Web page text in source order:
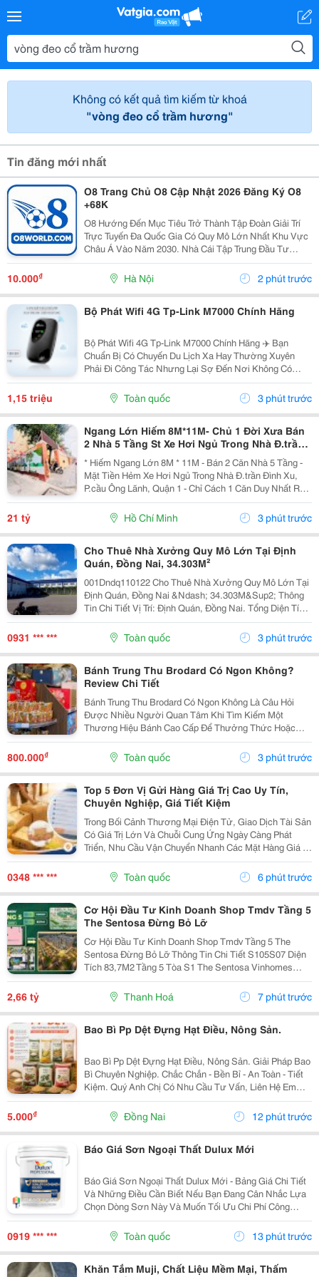
Không có kết quả tìm kiếm từ khoá
"vòng đeo cổ trầm hương"
Tin đăng mới nhất
O8 Trang Chủ O8 Cập Nhật 2026 Đăng Ký O8
+68K
O8 Hướng Đến Mục Tiêu Trở Thành Tập Đoàn Giải Trí
Trực Tuyến Đa Quốc Gia Có Quy Mô Lớn Nhất Khu Vực
Châu Á Vào Năm 2030. Nhà Cái Tập Trung Đầu Tư
Mạnh Mẽ Vào Nền Tảng Công Nghệ Trí Tuệ Nhân Tạo
Nhằm Cá Nhân Hóa Trải Nghiệm, Đồng Thời Mở Rộng
Tầm Ảnh...
10.000₫ Hà Nội 2 phút trước
Bộ Phát Wifi 4G Tp-Link M7000 Chính Hãng
Bộ Phát Wifi 4G Tp-Link M7000 Chính Hãng ✈️ Bạn
Chuẩn Bị Có Chuyến Du Lịch Xa Hay Thường Xuyên
Phải Đi Công Tác Nhưng Lại Sợ Đến Nơi Không Có
Wifi, Sóng 3G/4G Trên Điện Thoại Chập Chờn Và Tốn
Pin? Đừng Lo! Đã Có "Vũ Khí Bí Mật" Tp-Link M7000
1,15 triệu Toàn quốc 3 phút trước
Ngang Lớn Hiếm 8M*11M- Chủ 1 Đời Xưa Bán
2 Nhà 5 Tầng St Xe Hơi Ngủ Trong Nhà Đ.trần
Đình Xu, Quận 1- Khu Vip Ngay Ubnd Góc Trần
Hưng Đạo &
* Hiếm Ngang Lớn 8M * 11M - Bán 2 Căn Nhà 5 Tầng -
Mặt Tiền Hẻm Xe Hơi Ngủ Trong Nhà Đ.trần Đình Xu,
P.cầu Ông Lãnh, Quận 1 - Chỉ Cách 1 Căn Duy Nhất Ra
Mặt Tiền - 093.867.6685 Giang Giang + Diện Tích:
91M2. + Kết Cấu: Gồm 2 Nhà 5 Tầng Đúc Btct -...
21 tỷ Hồ Chí Minh 3 phút trước
Cho Thuê Nhà Xưởng Quy Mô Lớn Tại Định
Quán, Đồng Nai, 34.303M²
001Dndq110122 Cho Thuê Nhà Xưởng Quy Mô Lớn Tại
Định Quán, Đồng Nai &Ndash; 34.303M&Sup2; Thông
Tin Chi Tiết Vị Trí: Định Quán, Đồng Nai. Tổng Diện Tích
Khu Đất: 50.230,6M&Sup2; Diện Tích Sử Dụng Tổng
Diện Tích Sàn Xây Dựng: 34.303M&Sup2; Diện...
0931 *** *** Toàn quốc 3 phút trước
Bánh Trung Thu Brodard Có Ngon Không?
Review Chi Tiết
Bánh Trung Thu Brodard Có Ngon Không Là Câu Hỏi
Được Nhiều Người Quan Tâm Khi Tìm Kiếm Một
Thương Hiệu Bánh Cao Cấp Để Thưởng Thức Hoặc
Làm Quà Biếu Trong Dịp Trung Thu. Với Phong Cách
Bánh Mang Đậm Dấu Ấn Ẩm Thực Pháp Kết Hợp Khẩu
Vị Người Việt,...
800.000₫ Toàn quốc 3 phút trước
Top 5 Đơn Vị Gửi Hàng Giá Trị Cao Uy Tín,
Chuyên Nghiệp, Giá Tiết Kiệm
Trong Bối Cảnh Thương Mại Điện Tử, Giao Dịch Tài Sản
Có Giá Trị Lớn Và Chuỗi Cung Ứng Ngày Càng Phát
Triển, Nhu Cầu Vận Chuyển Nhanh Các Mặt Hàng Giá Trị
Cao Đang Gia Tăng Mạnh. Doanh Nghiệp Và Cá Nhân
Không Chỉ Quan Tâm Đến Tốc Độ Giao Nhận Mà Còn...
0348 *** *** Toàn quốc 6 phút trước
Cơ Hội Đầu Tư Kinh Doanh Shop Tmdv Tầng 5
The Sentosa Đừng Bỏ Lỡ
Cơ Hội Đầu Tư Kinh Doanh Shop Tmdv Tầng 5 The
Sentosa Đừng Bỏ Lỡ Thông Tin Chi Tiết S105S07 Diện
Tích 83,7M2 Tầng 5 Tòa S1 The Sentosa Vinhomes
Thanh Hóa Vị Trí Ngay Giao Điểm Đại Lộ Nguyễn Hoàng
Và Đại Lộ Nam Sông Mã Nằm Trong Quần Thể Kđt...
2,66 tỷ Thanh Hoá 7 phút trước
Bao Bì Pp Dệt Đựng Hạt Điều, Nông Sản.
Bao Bì Pp Dệt Đựng Hạt Điều, Nông Sản. Giải Pháp Bao
Bì Chuyên Nghiệp. Chắc Chắn - Bền Bỉ - An Toàn - Tiết
Kiệm. Quý Anh Chị Có Nhu Cầu Tư Vấn, Liên Hệ Em
Qua Số Hotline/ Zalo: 0865 489 273
5.000₫ Đồng Nai 12 phút trước
Báo Giá Sơn Ngoại Thất Dulux Mới
Báo Giá Sơn Ngoại Thất Dulux Mới - Bảng Giá Chi Tiết
Và Những Điều Cần Biết Nếu Bạn Đang Cân Nhắc Lựa
Chọn Dòng Sơn Này Và Muốn Tối Ưu Chi Phí Công
Trình, Bài Viết Dưới Đây Sẽ Tổng Hợp Chi Tiết Bảng Giá
Sơn Ngoại Thất Dulux Mới Nhất, Phân Tích Đặc...
0919 *** *** Toàn quốc 13 phút trước
Khăn Tắm Muji, Chất Liệu Mềm Mại, Thấm